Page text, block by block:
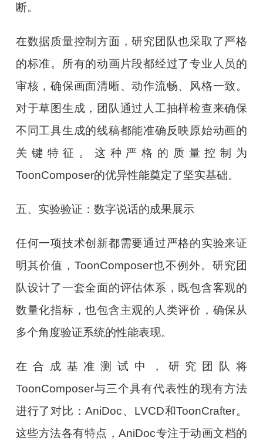
断。
在数据质量控制方面，研究团队也采取了严格
的标准。所有的动画片段都经过了专业人员的
审核，确保画面清晰、动作流畅、风格一致。
对于草图生成，团队通过人工抽样检查来确保
不同工具生成的线稿都能准确反映原始动画的
关键特征。这种严格的质量控制为
ToonComposer的优异性能奠定了坚实基础。
五、实验验证：数字说话的成果展示
任何一项技术创新都需要通过严格的实验来证
明其价值，ToonComposer也不例外。研究团
队设计了一套全面的评估体系，既包含客观的
数量化指标，也包含主观的人类评价，确保从
多个角度验证系统的性能表现。
在合成基准测试中，研究团队将
ToonComposer与三个具有代表性的现有方法
进行了对比：AniDoc、LVCD和ToonCrafter。
这些方法各有特点，AniDoc专注于动画文档的